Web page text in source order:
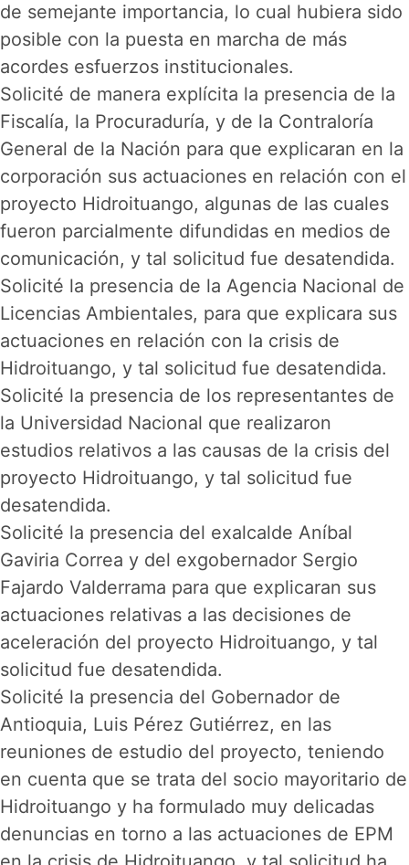
de semejante importancia, lo cual hubiera sido
posible con la puesta en marcha de más
acordes esfuerzos institucionales.
Solicité de manera explícita la presencia de la
Fiscalía, la Procuraduría, y de la Contraloría
General de la Nación para que explicaran en la
corporación sus actuaciones en relación con el
proyecto Hidroituango, algunas de las cuales
fueron parcialmente difundidas en medios de
comunicación, y tal solicitud fue desatendida.
Solicité la presencia de la Agencia Nacional de
Licencias Ambientales, para que explicara sus
actuaciones en relación con la crisis de
Hidroituango, y tal solicitud fue desatendida.
Solicité la presencia de los representantes de
la Universidad Nacional que realizaron
estudios relativos a las causas de la crisis del
proyecto Hidroituango, y tal solicitud fue
desatendida.
Solicité la presencia del exalcalde Aníbal
Gaviria Correa y del exgobernador Sergio
Fajardo Valderrama para que explicaran sus
actuaciones relativas a las decisiones de
aceleración del proyecto Hidroituango, y tal
solicitud fue desatendida.
Solicité la presencia del Gobernador de
Antioquia, Luis Pérez Gutiérrez, en las
reuniones de estudio del proyecto, teniendo
en cuenta que se trata del socio mayoritario de
Hidroituango y ha formulado muy delicadas
denuncias en torno a las actuaciones de EPM